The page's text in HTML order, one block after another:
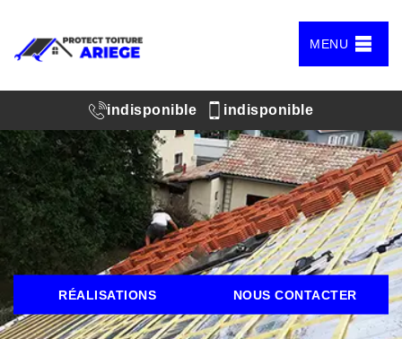
MENU
indisponible indisponible
RÉALISATIONS NOUS CONTACTER